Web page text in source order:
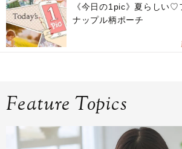
《今日の1pic》夏らしい♡
ナップル柄ポーチ
Feature Topics